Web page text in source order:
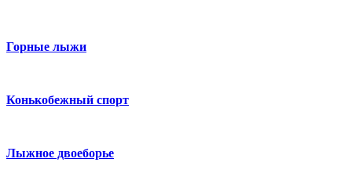
Горные лыжи
Конькобежный спорт
Лыжное двоеборье